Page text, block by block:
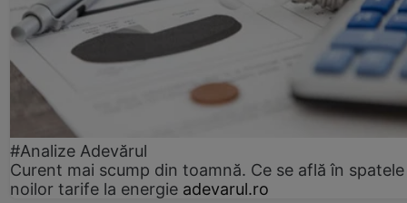
#Analize Adevărul
Curent mai scump din toamnă. Ce se află în spatele
noilor tarife la energie adevarul.ro